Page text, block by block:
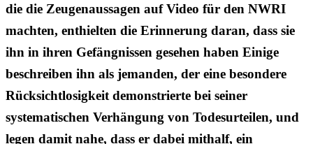
die die Zeugenaussagen auf Video für den NWRI
machten, enthielten die Erinnerung daran, dass sie
ihn in ihren Gefängnissen gesehen haben Einige
beschreiben ihn als jemanden, der eine besondere
Rücksichtlosigkeit demonstrierte bei seiner
systematischen Verhängung von Todesurteilen, und
legen damit nahe, dass er dabei mithalf, ein